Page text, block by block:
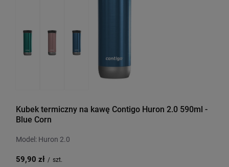
Kubek termiczny na kawę Contigo Huron 2.0 590ml -
Blue Corn
Model: Huron 2.0
59,90 zł / szt.